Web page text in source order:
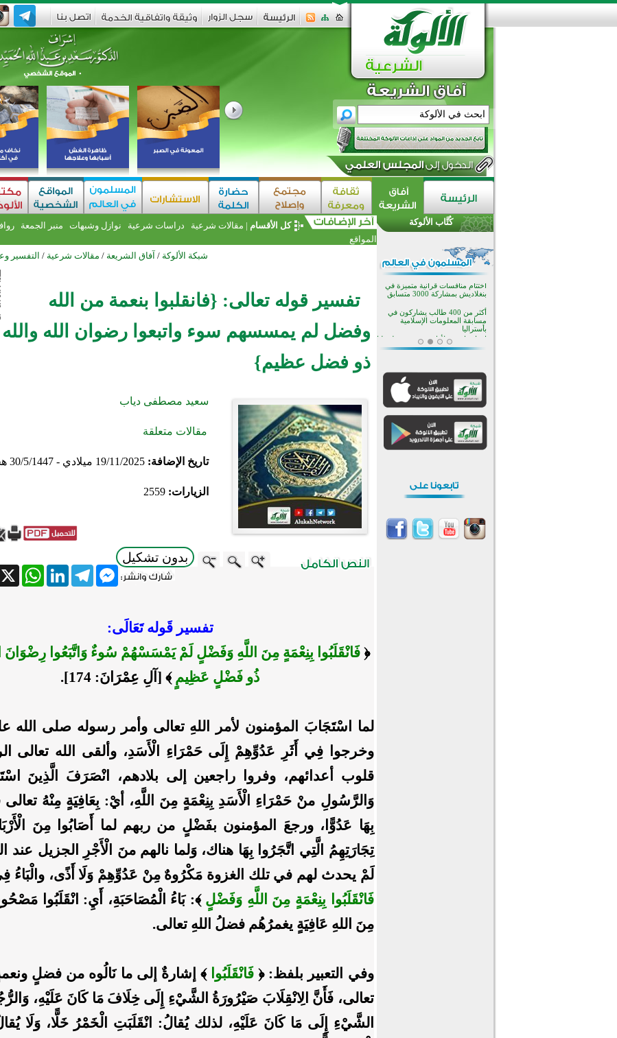
كل الأقسام | مقالات شرعية دراسات شرعية نوازل وشبهات منبر الجمعة
المواقع
شبكة الألوكة / آفاق الشريعة / مقالات شرعية / التفسير
تفسير قوله تعالى: {فانقلبوا بنعمة من الله
وفضل لم يمسسهم سوء واتبعوا رضوان الله والله
ذو فضل عظيم}
سعيد مصطفى دياب
مقالات متعلقة
تاريخ الإضافة:19/11/2025 ميلادي - 30/5/1447 هجري
الزيارات:2559
بدون تشكيل
XLinkedInTelegram
Messenger
تفسير قَوله تَعَالَى:
﴿ فَانْقَلَبُوا بِنِعْمَةٍ مِنَ اللَّهِ وَفَضْلٍ لَمْ يَمْسَسْهُمْ سُوءٌ وَاتَّبَعُوا رِضْوَانَ
ذُو فَضْلٍ عَظِيمٍ﴾ [آلِ عِمْرَانَ: 174].
لما اسْتَجَابَ المؤمنون لأمر اللهِ تعالى وأمر رسوله صلى الله
وخرجوا فِي أَثَرِ عَدُوِّهِمْ إِلَى حَمْرَاءِ الْأَسَدِ، وألقى الله تعالى
قلوب أعدائهم، وفروا راجعين إلى بلادهم، انْصَرَفَ الَّذِينَ
وَالرَّسُولِ منْ حَمْرَاءِ الْأَسَدِ بِنِعْمَةٍ مِنَ اللَّهِ، أيْ: بِعَافِيَةٍ مِنْهُ تعالى
بِهَا عَدُوًّا، ورجعَ المؤمنون بفَضْلٍ من ربهم لما أَصَابُوا مِنَ
تِجَارَتِهِمُ الَّتِي اتَّجَرُوا بِهَا هناك، وَلما نالهم منَ الْأَجْرِ الجزيل عند
لَمْ يحدث لهم في تلك الغزوة مَكْرُوهٌ مِنْ عَدُوِّهِمْ وَلَا أَذًى، والْبَاءُ
فَانْقَلَبُوا بِنِعْمَةٍ مِنَ اللَّهِ وَفَضْلٍ ﴾: بَاءُ الْمُصَاحَبَةِ، أَيِ: انْقَلَبُوا
مِنَ اللهِ عَافِيَةٍ يغمرُهُم فضلُ اللهِ تعالى.
وفي التعبير بلفظ: ﴿ فَانْقَلَبُوا ﴾ إشارةٌ إلى ما نَالُوه من فضلٍ
تعالى، فَأَنَّ الِانْقِلَابَ صَيْرُورَةُ الشَّيْءِ إِلَى خِلَافَ مَا كَانَ عَلَيْهِ،
الشَّيْءِ إِلَى مَا كَانَ عَلَيْهِ، لذلك يُقالُ: انْقَلَبَتِ الْخَمْرُ خَلًّا، وَلَا
كُتَّاب الألوكة
اختتام الدورة التاسعة لمسابقة حفظ
وتلاوة القرآن الكريم في أزناكاييف
تيسليتش تختتم برنامجا تعليميا لتعزيز
القيم وبناء الشخصية للشباب
المسلمين
أكثر من 400 طالب يشاركون في
مسابقة المعلومات الإسلامية
افتتاح تاريخي لأول مسجد في بلييفليا
بالجبل الأسود منذ أكثر من قرن
منطقة ريبوفسي تحتفل بميلاد
مسجد جديد في أجواء إيمانية مميزة
أكبر مشروع إسلامي في ريف
أستراليا يفتتح أبوابه بعد سنوات من
الصيفية للمسلمين في بينزا
وساراتوف وموردوفيا هذا العام
اختتام الدورة التاسعة لمسابقة حفظ
وتلاوة القرآن الكريم في أزناكاييف
تيسليتش تختتم برنامجا تعليميا لتعزيز
القيم وبناء الشخصية للشباب
المسلمين
اختتام منافسات قرآنية متميزة في
مسابقة المعلومات الإسلامية